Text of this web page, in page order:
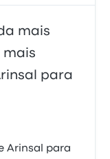
mais
mais
para
Arinsal para